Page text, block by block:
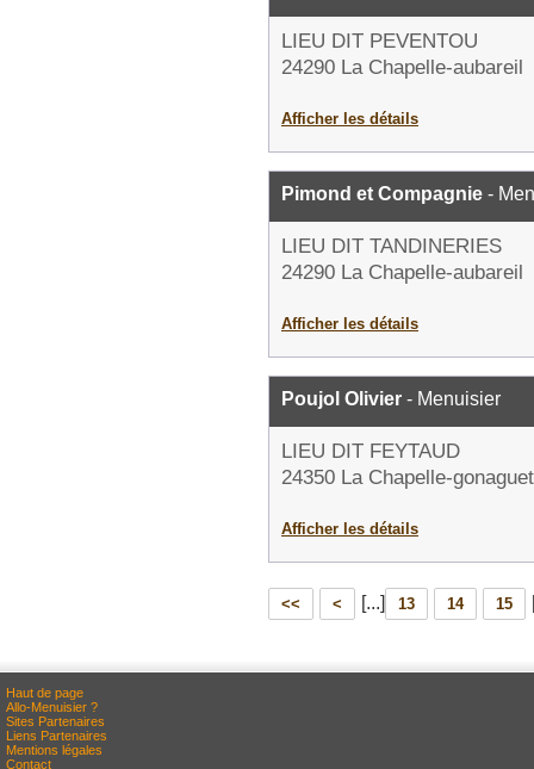
LIEU DIT PEVENTOU
24290 La Chapelle-aubareil
Afficher les détails
Pimond et Compagnie -
LIEU DIT TANDINERIES
24290 La Chapelle-aubareil
Afficher les détails
Poujol Olivier - Menuisier
LIEU DIT FEYTAUD
24350 La Chapelle-gonaguet
Afficher les détails
<< < [...] 13 14 15
Haut de page
Allo-Menuisier ?
Sites Partenaires
Liens Partenaires
Mentions légales
Contact